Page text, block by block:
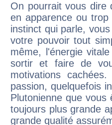
On pourrait vous dire
en apparence ou
instinct qui parle,
votre pouvoir tout
même, l'énergie
sortir et faire de
motivations
passion, quelquefois
Plutonienne que
toujours plus grande
grande qualité